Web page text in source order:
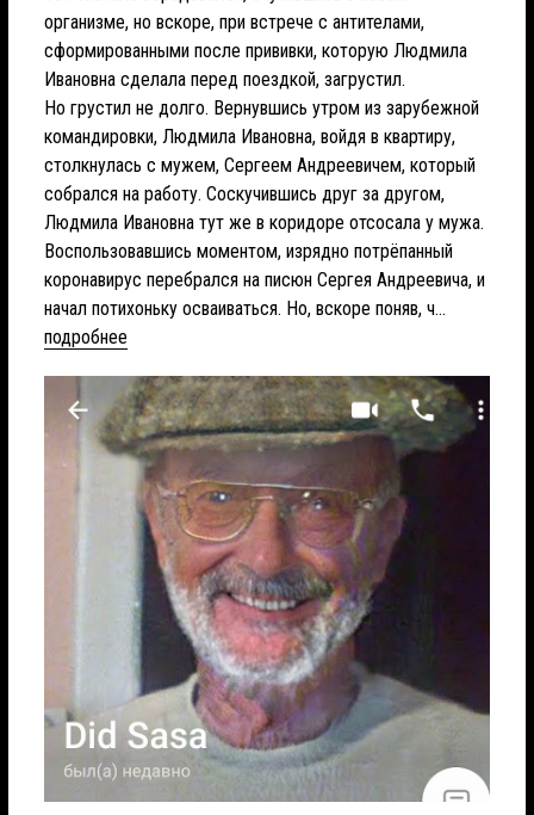
организме, но вскоре, при встрече с антителами,
сформированными после прививки, которую Людмила
Ивановна сделала перед поездкой, загрустил.
Но грустил не долго. Вернувшись утром из зарубежной
командировки, Людмила Ивановна, войдя в квартиру,
столкнулась с мужем, Сергеем Андреевичем, который
собрался на работу. Соскучившись друг за другом,
Людмила Ивановна тут же в коридоре отсосала у мужа.
Воспользовавшись моментом, изрядно потрёпанный
коронавирус перебрался на писюн Сергея Андреевича, и
начал потихоньку осваиваться. Но, вскоре поняв, ч...
подробнее